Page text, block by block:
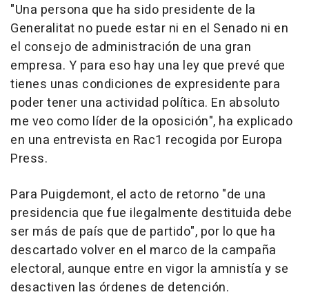
"Una persona que ha sido presidente de la
Generalitat no puede estar ni en el Senado ni en
el consejo de administración de una gran
empresa. Y para eso hay una ley que prevé que
tienes unas condiciones de expresidente para
poder tener una actividad política. En absoluto
me veo como líder de la oposición", ha explicado
en una entrevista en Rac1 recogida por Europa
Press.
Para Puigdemont, el acto de retorno "de una
presidencia que fue ilegalmente destituida debe
ser más de país que de partido", por lo que ha
descartado volver en el marco de la campaña
electoral, aunque entre en vigor la amnistía y se
desactiven las órdenes de detención.